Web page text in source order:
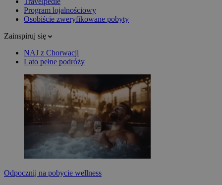
Program lojalnościowy
Osobiście zweryfikowane pobyty
Zainspiruj się
NAJ z Chorwacji
Lato pełne podróży
Odpocznij na pobycie wellness